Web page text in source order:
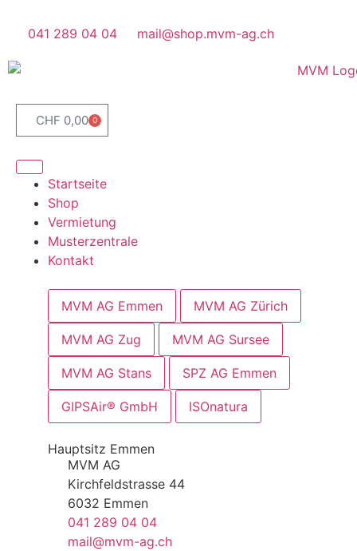
041 289 04 04 mail@shop.mvm-ag.ch
Startseite
Shop
Vermietung
Musterzentrale
Kontakt
MVM AG Emmen MVM AG Zürich
MVM AG Zug MVM AG Sursee
MVM AG Stans SPZ AG Emmen
GIPSAir® GmbH ISOnatura
Hauptsitz Emmen
MVM AG
Kirchfeldstrasse 44
6032 Emmen
041 289 04 04
mail@mvm-ag.ch
CHF 0,00 0